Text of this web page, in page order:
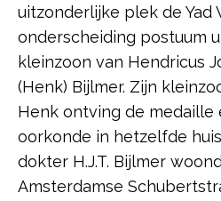
uitzonderlijke plek de Yad
onderscheiding postuum
kleinzoon van Hendricus
(Henk) Bijlmer. Zijn
Henk ontving de medaille
oorkonde in hetzelfde
dokter H.J.T. Bijlmer
Amsterdamse